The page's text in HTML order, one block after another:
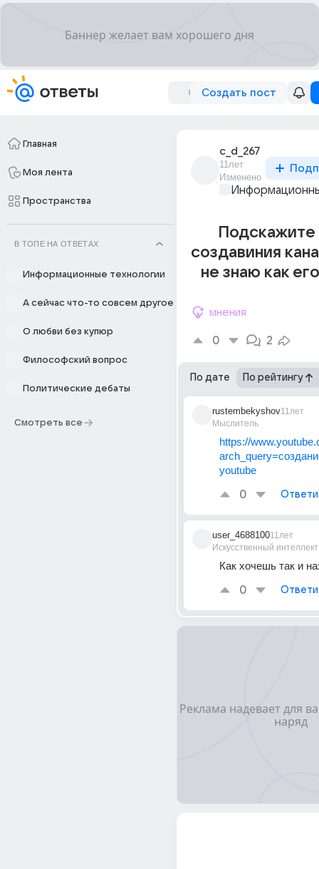
Создать пост
Главная
Моя лента
Пространства
В ТОПЕ НА ОТВЕТАХ
Информационные технологии
А сейчас что-то совсем другое
О любви без купюр
Философский вопрос
Политические дебаты
Смотреть все
c_d_267
11лет
Изменено
Подскажите
создавиния
не знаю как
мнения
0 2
По дате По рейтингу
rustembekyshov
Мыслитель
11лет
https://
youtube
0
user_4688100
Искусственный интеллект
11лет
Как хочешь так и
0